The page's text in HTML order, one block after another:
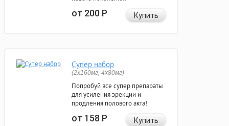
от 200Р Купить
Супер набор
(2х160мг, 4х80мг)
Попробуй все супер препараты
для усиления эрекции и
продления полового акта!
от 158Р Купить